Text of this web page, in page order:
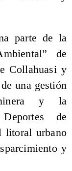
parte de la
de
Collahuasi y
una gestión
y la
de
litoral urbano
y